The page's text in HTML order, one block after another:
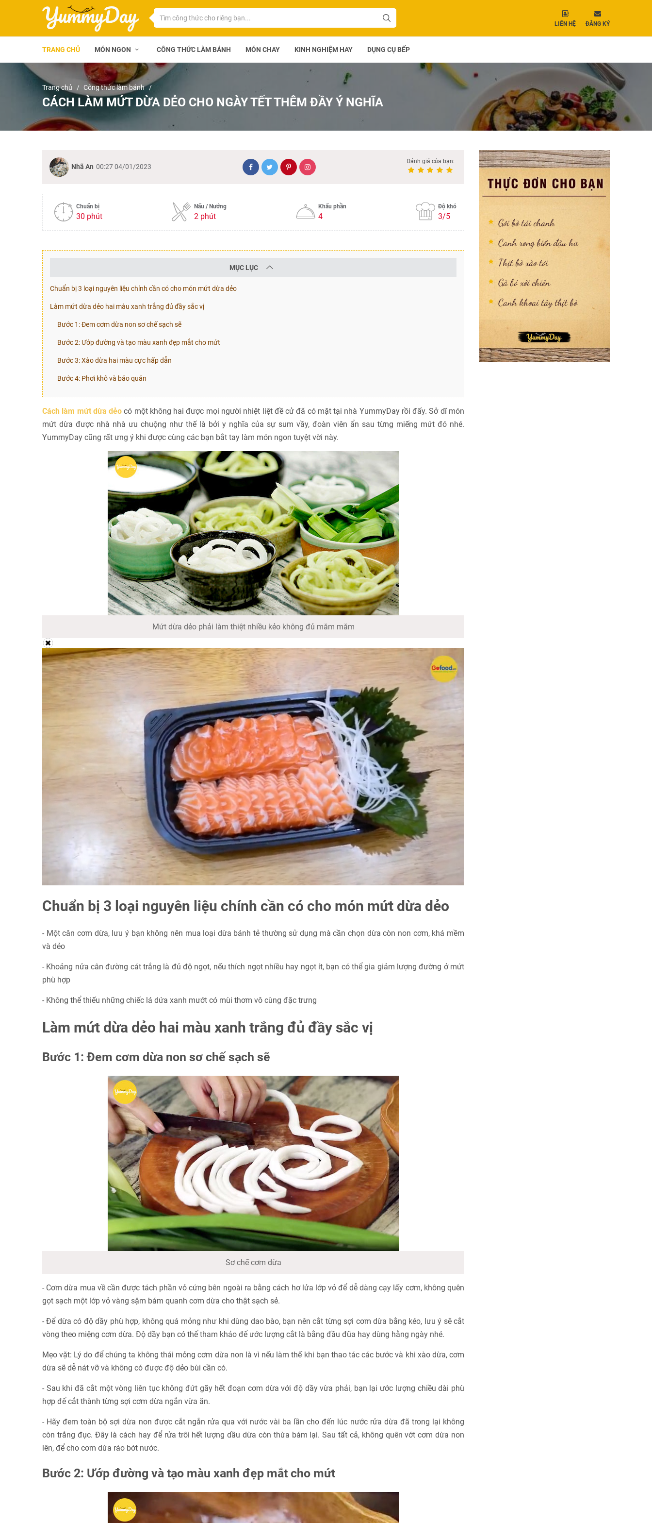
LIÊN HỆ ĐĂNG KÝ
TRANG CHỦ MÓN NGON CÔNG THỨC LÀM BÁNH MÓN CHAY KINH NGHIỆM HAY DỤNG CỤ BẾP
Trang chủ Công thức làm bánh
CÁCH LÀM MỨT DỪA DẺO CHO NGÀY TẾT THÊM ĐẦY Ý NGHĨA
Nhã An 00:27 04/01/2023
Đánh giá của bạn:
Chuẩn bị
30 phút
Nấu / Nướng
2 phút
Khẩu phần
4
Độ khó
3/5
MỤC LỤC
Chuẩn bị 3 loại nguyên liệu chính cần có cho món mứt dừa dẻo
Làm mứt dừa dẻo hai màu xanh trắng đủ đầy sắc vị
Bước 1: Đem cơm dừa non sơ chế sạch sẽ
Bước 2: Ướp đường và tạo màu xanh đẹp mắt cho mứt
Bước 3: Xào dừa hai màu cực hấp dẫn
Bước 4: Phơi khô và bảo quản
Cách làm mứt dừa dẻo có một không hai được mọi người nhiệt liệt đề cử đã có mặt tại nhà YummyDay rồi đấy. Sở dĩ món
mứt dừa được nhà nhà ưu chuộng như thế là bởi y nghĩa của sự sum vầy, đoàn viên ẩn sau từng miếng mứt đó nhé.
YummyDay cũng rất ưng ý khi được cùng các bạn bắt tay làm món ngon tuyệt vời này.
Mứt dừa dẻo phải làm thiệt nhiều kẻo không đủ măm măm
Chuẩn bị 3 loại nguyên liệu chính cần có cho món mứt dừa dẻo
- Một cân cơm dừa, lưu ý bạn không nên mua loại dừa bánh tẻ thường sử dụng mà cần chọn dừa còn non cơm, khá mềm
và dẻo
- Khoảng nửa cân đường cát trắng là đủ độ ngọt, nếu thích ngọt nhiều hay ngọt ít, bạn có thể gia giảm lượng đường ở mứt
phù hợp
- Không thể thiếu những chiếc lá dứa xanh mướt có mùi thơm vô cùng đặc trưng
Làm mứt dừa dẻo hai màu xanh trắng đủ đầy sắc vị
Bước 1: Đem cơm dừa non sơ chế sạch sẽ
Sơ chế cơm dừa
- Cơm dừa mua về cần được tách phần vỏ cứng bên ngoài ra bằng cách hơ lửa lớp vỏ để dễ dàng cạy lấy cơm, không quên
gọt sạch một lớp vỏ vàng sậm bám quanh cơm dừa cho thật sạch sẻ.
- Để dừa có độ dầy phù hợp, không quá mỏng như khi dùng dao bào, bạn nên cắt từng sợi cơm dừa bằng kéo, lưu ý sẽ cắt
vòng theo miệng cơm dừa. Độ dầy bạn có thể tham khảo để ước lượng cắt là bằng đầu đũa hay dùng hằng ngày nhé.
Mẹo vặt: Lý do để chúng ta không thái mỏng cơm dừa non là vì nếu làm thế khi bạn thao tác các bước và khi xào dừa, cơm
dừa sẽ dễ nát vỡ và không có được độ dẻo bùi cần có.
- Sau khi đã cắt một vòng liên tục không đứt gãy hết đoạn cơm dừa với độ dầy vừa phải, bạn lại ước lượng chiều dài phù
hợp để cắt thành từng sợi cơm dừa ngắn vừa ăn.
- Hãy đem toàn bộ sợi dừa non được cắt ngắn rửa qua với nước vài ba lần cho đến lúc nước rửa dừa đã trong lại không
còn trắng đục. Đây là cách hay để rửa trôi hết lượng dầu dừa còn thừa bám lại. Sau tất cả, không quên vớt cơm dừa non
lên, để cho cơm dừa ráo bớt nước.
Bước 2: Ướp đường và tạo màu xanh đẹp mắt cho mứt
Gỏi bò tái chanh
Canh rong biển đậu hũ
Thịt bò xào tỏi
Gà bó xôi chiên
Canh khoai tây thịt bò